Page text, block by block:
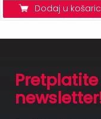
Dodaj u